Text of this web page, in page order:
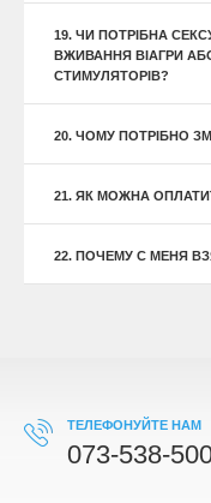
19. ЧИ ПОТРІБНА
ВЖИВАННЯ ВІАГРИ
СТИМУЛЯТОРІВ?
20. ЧОМУ ПОТРІБНО
21. ЯК МОЖНА
22. ПОЧЕМУ С МЕНЯ
ТЕЛЕФОНУЙТЕ НАМ
073-538-